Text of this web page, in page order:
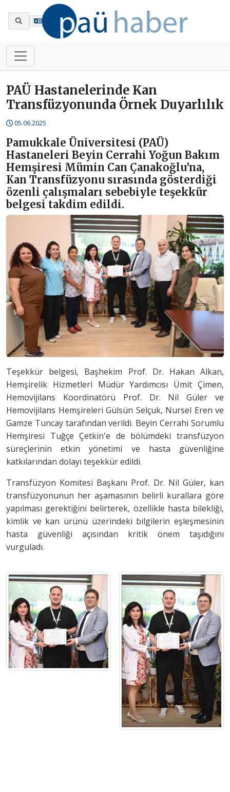
PAÜ Hastanelerinde Kan
Transfüzyonunda Örnek Duyarlılık
05.06.2025
Pamukkale Üniversitesi (PAÜ)
Hastaneleri Beyin Cerrahi Yoğun Bakım
Hemşiresi Mümin Can Çanakoğlu’na,
Kan Transfüzyonu sırasında gösterdiği
özenli çalışmaları sebebiyle teşekkür
belgesi takdim edildi.
Teşekkür belgesi, Başhekim Prof. Dr. Hakan Alkan,
Hemşirelik Hizmetleri Müdür Yardımcısı Ümit Çimen,
Hemovijilans Koordinatörü Prof. Dr. Nil Güler ve
Hemovijilans Hemşireleri Gülsün Selçuk, Nursel Eren ve
Gamze Tuncay tarafından verildi. Beyin Cerrahi Sorumlu
Hemşiresi Tuğçe Çetkin'e de bölümdeki transfüzyon
süreçlerinin etkin yönetimi ve hasta güvenliğine
katkılarından dolayı teşekkür edildi.
Transfüzyon Komitesi Başkanı Prof. Dr. Nil Güler, kan
transfüzyonunun her aşamasının belirli kurallara göre
yapılması gerektiğini belirterek, özellikle hasta bilekliği,
kimlik ve kan ürünü üzerindeki bilgilerin eşleşmesinin
hasta güvenliği açısından kritik önem taşıdığını
vurguladı.